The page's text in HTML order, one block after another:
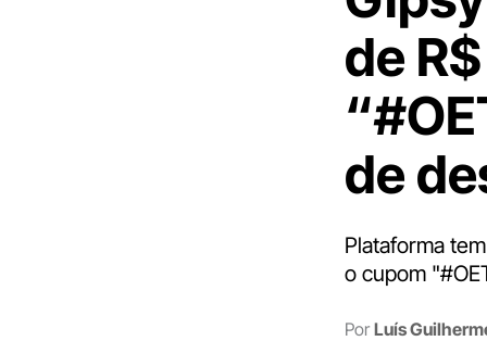
de
de
Plataforma
o cupom
Por Luís